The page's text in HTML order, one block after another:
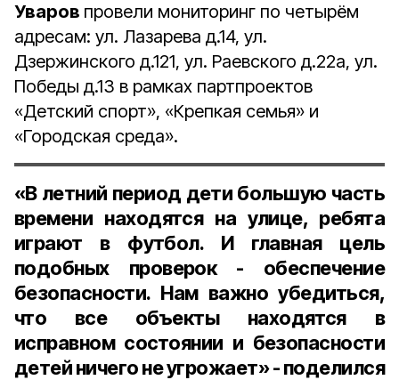
Уваров провели мониторинг по четырём
адресам: ул. Лазарева д.14, ул.
Дзержинского д.121, ул. Раевского д.22а, ул.
Победы д.13 в рамках партпроектов
«Детский спорт», «Крепкая семья» и
«Городская среда».
«В летний период дети большую часть
времени находятся на улице, ребята
играют в футбол. И главная цель
подобных проверок - обеспечение
безопасности. Нам важно убедиться,
что все объекты находятся в
исправном состоянии и безопасности
детей ничего не угрожает» - поделился